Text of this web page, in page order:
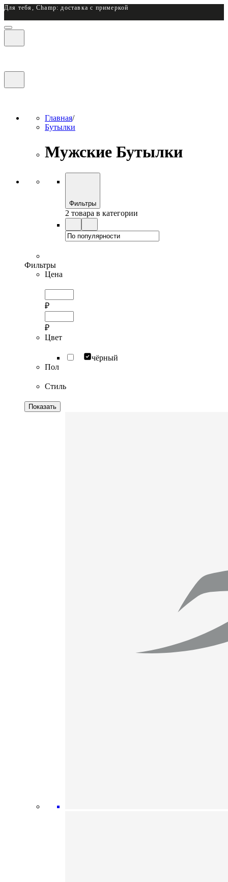
Для тебя, Champ: доставка с примеркой
Главная/
Бутылки
Мужские Бутылки
Фильтры
2 товара в категории
Фильтры
Цена
₽
₽
Цвет
чёрный
Пол
Стиль
Показать